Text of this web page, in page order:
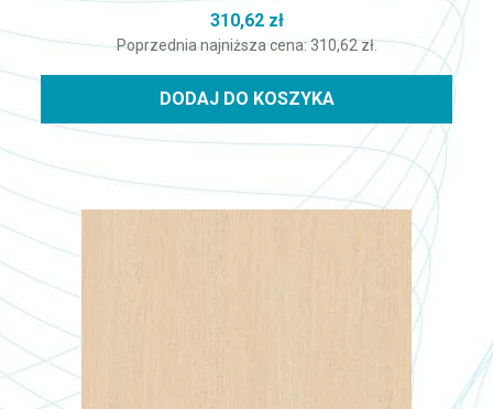
310,62 zł
Poprzednia najniższa cena: 310,62zł.
DODAJ DO KOSZYKA